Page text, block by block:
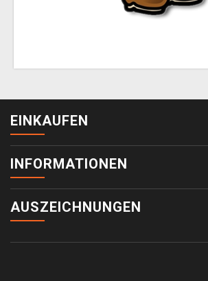
EINKAUFEN
INFORMATIONEN
AUSZEICHNUNGEN